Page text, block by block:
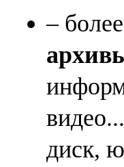
–
диск,